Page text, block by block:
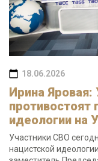
18.06.2026
Ирина Яровая:
противостоят
идеологии на
Участники СВО
нацистской